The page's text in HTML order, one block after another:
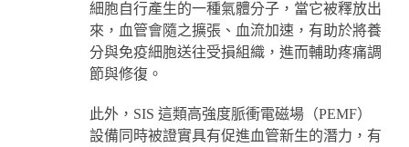
細胞自行產生的一種氣體分子，當它被釋放出
來，血管會隨之擴張、血流加速，有助於將養
分與免疫細胞送往受損組織，進而輔助疼痛調
節與修復。
此外，SIS 這類高強度脈衝電磁場（PEMF）
設備同時被證實具有促進血管新生的潛力，有